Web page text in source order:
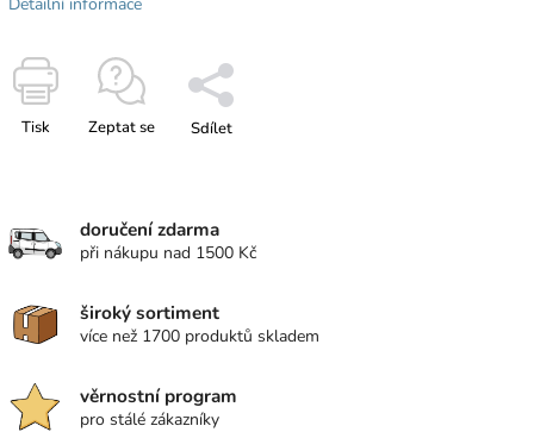
Tisk Zeptat se Sdílet
doručení zdarma
při nákupu nad 1500 Kč
široký sortiment
více než 1700 produktů skladem
věrnostní program
pro stálé zákazníky